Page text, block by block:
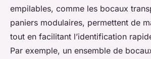
empilables, comme les bocaux
paniers modulaires, permettent de
tout en facilitant l’identification
Par exemple, un ensemble de